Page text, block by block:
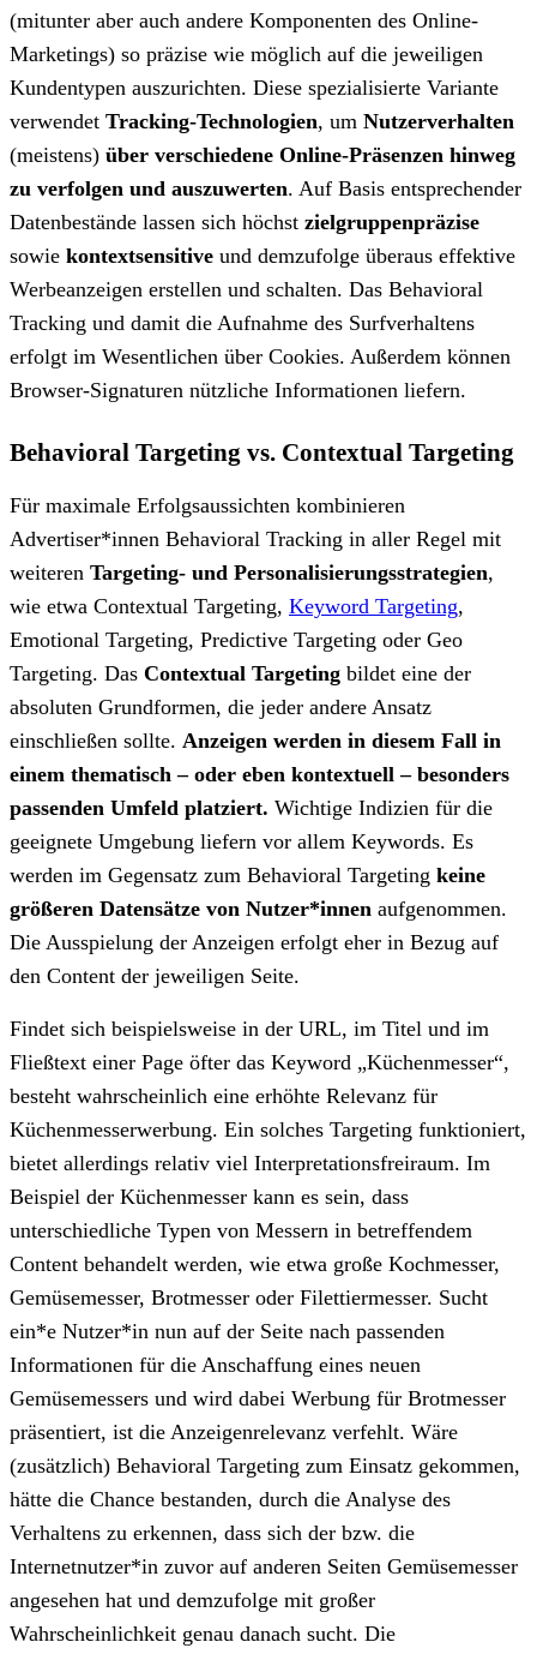
(mitunter aber auch andere Komponenten des Online-
Marketings) so präzise wie möglich auf die jeweiligen
Kundentypen auszurichten. Diese spezialisierte Variante
verwendet Tracking-Technologien, um Nutzerverhalten
(meistens) über verschiedene Online-Präsenzen hinweg
zu verfolgen und auszuwerten. Auf Basis entsprechender
Datenbestände lassen sich höchst zielgruppenpräzise
sowie kontextsensitive und demzufolge überaus effektive
Werbeanzeigen erstellen und schalten. Das Behavioral
Tracking und damit die Aufnahme des Surfverhaltens
erfolgt im Wesentlichen über Cookies. Außerdem können
Browser-Signaturen nützliche Informationen liefern.
Behavioral Targeting vs. Contextual Targeting
Für maximale Erfolgsaussichten kombinieren
Advertiser*innen Behavioral Tracking in aller Regel mit
weiteren Targeting- und Personalisierungsstrategien,
wie etwa Contextual Targeting, Keyword Targeting,
Emotional Targeting, Predictive Targeting oder Geo
Targeting. Das Contextual Targeting bildet eine der
absoluten Grundformen, die jeder andere Ansatz
einschließen sollte. Anzeigen werden in diesem Fall in
einem thematisch – oder eben kontextuell – besonders
passenden Umfeld platziert. Wichtige Indizien für die
geeignete Umgebung liefern vor allem Keywords. Es
werden im Gegensatz zum Behavioral Targeting keine
größeren Datensätze von Nutzer*innen aufgenommen.
Die Ausspielung der Anzeigen erfolgt eher in Bezug auf
den Content der jeweiligen Seite.
Findet sich beispielsweise in der URL, im Titel und im
Fließtext einer Page öfter das Keyword „Küchenmesser“,
besteht wahrscheinlich eine erhöhte Relevanz für
Küchenmesserwerbung. Ein solches Targeting funktioniert,
bietet allerdings relativ viel Interpretationsfreiraum. Im
Beispiel der Küchenmesser kann es sein, dass
unterschiedliche Typen von Messern in betreffendem
Content behandelt werden, wie etwa große Kochmesser,
Gemüsemesser, Brotmesser oder Filettiermesser. Sucht
ein*e Nutzer*in nun auf der Seite nach passenden
Informationen für die Anschaffung eines neuen
Gemüsemessers und wird dabei Werbung für Brotmesser
präsentiert, ist die Anzeigenrelevanz verfehlt. Wäre
(zusätzlich) Behavioral Targeting zum Einsatz gekommen,
hätte die Chance bestanden, durch die Analyse des
Verhaltens zu erkennen, dass sich der bzw. die
Internetnutzer*in zuvor auf anderen Seiten Gemüsemesser
angesehen hat und demzufolge mit großer
Wahrscheinlichkeit genau danach sucht. Die